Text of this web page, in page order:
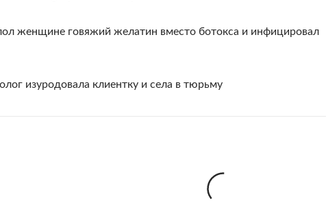
женщине говяжий желатин вместо ботокса и инфицировал
изуродовала клиентку и села в тюрьму